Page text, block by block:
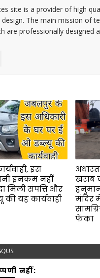
site is a provider of high
The main mission of
are professionally designed
इस
इनकम नहीं
मिली संपत्ति और
यह कार्यवाही
खराब
मंदिर
फेंका
नहीं: